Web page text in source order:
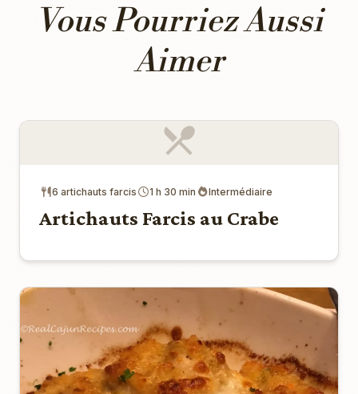
Vous Pourriez Aussi
Aimer
6 artichauts farcis 1 h 30 min Intermédiaire
Artichauts Farcis au Crabe